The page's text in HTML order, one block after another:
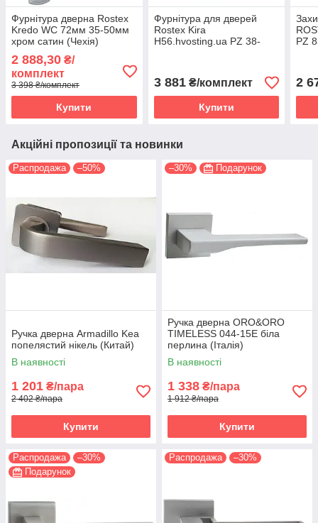
Фурнітура дверна Rostex
Kredo WC 72мм 35-50мм
хром сатин (Чехія)
2 888,30 ₴/
комплект
3 398 ₴/комплект
Купити
Фурнітура для дверей
Rostex Kira
H56.hvosting.ua PZ 38-
3 881₴/комплект
Купити
PZ
2
Акційні пропозиції та новинки
Распродажа –50%
Ручка дверна Armadillo Kea
попелястий нікель (Китай)
В наявності
1 201 ₴/пара
2 402 ₴/пара
Купити
–30% Подарунок
Ручка дверна ORO&ORO
TIMELESS 044-15E біла
перлина (Італія)
В наявності
1 338 ₴/пара
1 912 ₴/пара
Купити
Распродажа
–30%
Подарунок
Распродажа –30%